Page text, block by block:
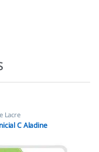
Lacre
C Aladine